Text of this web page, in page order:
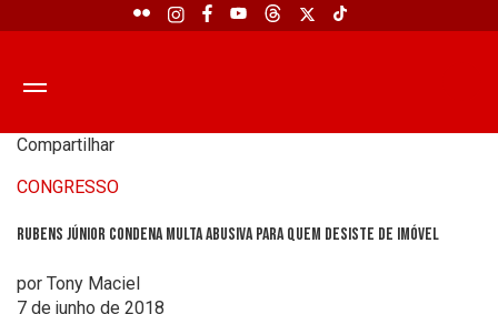
Compartilhar
CONGRESSO
Rubens Júnior condena multa abusiva para quem desiste de imóvel
por Tony Maciel
7 de junho de 2018